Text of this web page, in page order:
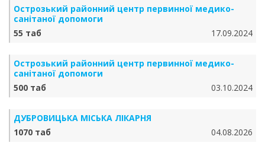
Острозький районний центр первинної медико-
санітаної допомоги
55 таб
17.09.2024
Острозький районний центр первинної медико-
санітаної допомоги
500 таб
03.10.2024
ДУБРОВИЦЬКА МІСЬКА ЛІКАРНЯ
1070 таб
04.08.2026